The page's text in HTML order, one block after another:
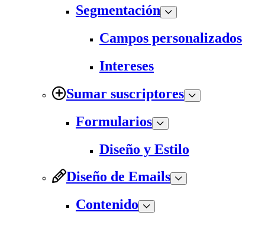
Segmentación
Campos personalizados
Intereses
Sumar suscriptores
Formularios
Diseño y Estilo
Diseño de Emails
Contenido